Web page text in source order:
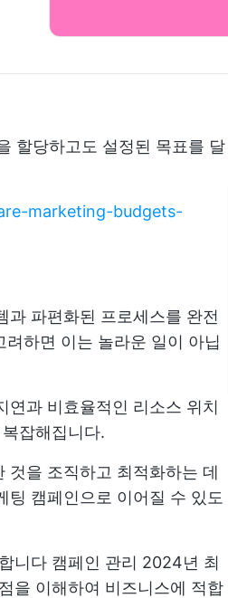
할당하고도 설정된 목표를 달
marketing-budgets-
과 파편화된 프로세스를 완전
하면 이는 놀라운 일이 아닙
연과 비효율적인 리소스 위치
잡해집니다.
것을 조직하고 최적화하는 데
팅 캠페인으로 이어질 수 있도
니다 캠페인 관리 2024년 최
을 이해하여 비즈니스에 적합